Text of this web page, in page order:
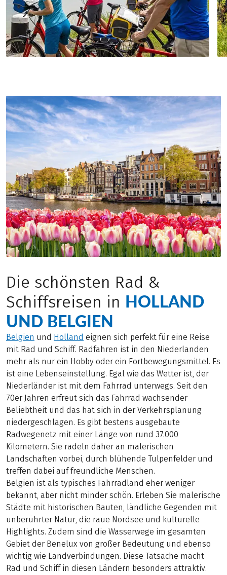
Die schönsten Rad &
Schiffsreisen in HOLLAND
UND BELGIEN
Belgien und Holland eignen sich perfekt für eine Reise
mit Rad und Schiff. Radfahren ist in den Niederlanden
mehr als nur ein Hobby oder ein Fortbewegungsmittel. Es
ist eine Lebenseinstellung. Egal wie das Wetter ist, der
Niederländer ist mit dem Fahrrad unterwegs. Seit den
70er Jahren erfreut sich das Fahrrad wachsender
Beliebtheit und das hat sich in der Verkehrsplanung
niedergeschlagen. Es gibt bestens ausgebaute
Radwegenetz mit einer Länge von rund 37.000
Kilometern. Sie radeln daher an malerischen
Landschaften vorbei, durch blühende Tulpenfelder und
treffen dabei auf freundliche Menschen.
Belgien ist als typisches Fahrradland eher weniger
bekannt, aber nicht minder schön. Erleben Sie malerische
Städte mit historischen Bauten, ländliche Gegenden mit
unberührter Natur, die raue Nordsee und kulturelle
Highlights. Zudem sind die Wasserwege im gesamten
Gebiet der Benelux von großer Bedeutung und ebenso
wichtig wie Landverbindungen. Diese Tatsache macht
Rad und Schiff in diesen Ländern besonders attraktiv.